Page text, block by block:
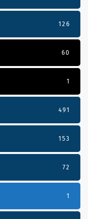
126
60
1
491
153
72
1